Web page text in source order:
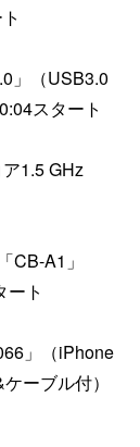
」（USB3.0
スタート
1.5 GHz
A1」
ート
」（iPhone
ーブル付）